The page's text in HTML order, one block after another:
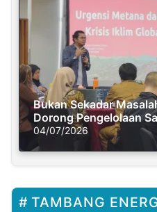
Bukan Sekadar
Dorong Pengelolaan
Solusi Krisis Iklim
04/07/2026
TAMBANG